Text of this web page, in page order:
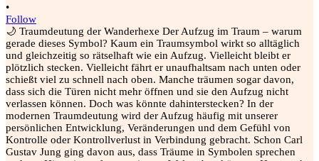
•
Follow
🌙 Traumdeutung der Wanderhexe Der Aufzug im Traum – warum
gerade dieses Symbol? Kaum ein Traumsymbol wirkt so alltäglich
und gleichzeitig so rätselhaft wie ein Aufzug. Vielleicht bleibt er
plötzlich stecken. Vielleicht fährt er unaufhaltsam nach unten oder
schießt viel zu schnell nach oben. Manche träumen sogar davon,
dass sich die Türen nicht mehr öffnen und sie den Aufzug nicht
verlassen können. Doch was könnte dahinterstecken? In der
modernen Traumdeutung wird der Aufzug häufig mit unserer
persönlichen Entwicklung, Veränderungen und dem Gefühl von
Kontrolle oder Kontrollverlust in Verbindung gebracht. Schon Carl
Gustav Jung ging davon aus, dass Träume in Symbolen sprechen